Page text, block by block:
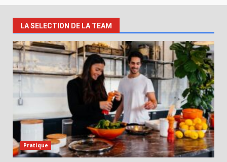
LA SELECTION DE LA TEAM
Pratique